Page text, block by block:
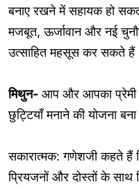
बनाए रखने में सहायक हो
मजबूत, ऊर्जावान और नई
उत्साहित महसूस कर सकते
मिथुन- आप और आपका प्रेमी
छुट्टियाँ मनाने की योजना
सकारात्मक: गणेशजी कहते हैं
प्रियजनों और दोस्तों के साथ